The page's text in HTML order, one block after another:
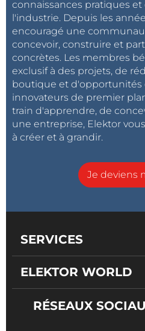
connaissances pratiques
l'industrie. Depuis les
encouragé une
concevoir, construire et
concrètes. Les membres
exclusif à des projets, de
boutique et d'opportunités
innovateurs de premier
train d'apprendre, de
une entreprise, Elektor
à créer et à grandir.
Je deviens
SERVICES
ELEKTOR WORLD
RÉSEAUX